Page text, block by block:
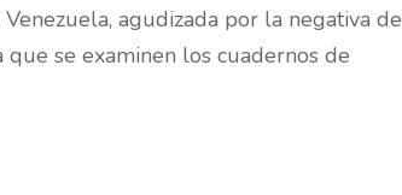
agudizada por la negativa de
se examinen los cuadernos de